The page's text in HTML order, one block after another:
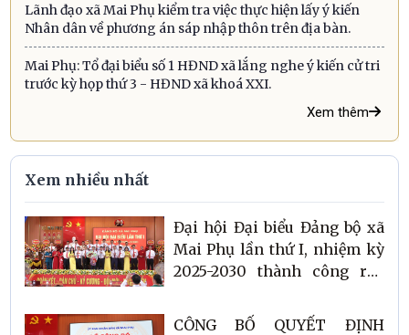
Lãnh đạo xã Mai Phụ kiểm tra việc thực hiện lấy ý kiến
Nhân dân về phương án sáp nhập thôn trên địa bàn.
Mai Phụ: Tổ đại biểu số 1 HĐND xã lắng nghe ý kiến cử tri
trước kỳ họp thứ 3 - HĐND xã khoá XXI.
Xem thêm
Xem nhiều nhất
Đại hội Đại biểu Đảng bộ xã
Mai Phụ lần thứ I, nhiệm kỳ
2025-2030 thành công rực
CÔNG BỐ QUYẾT ĐỊNH